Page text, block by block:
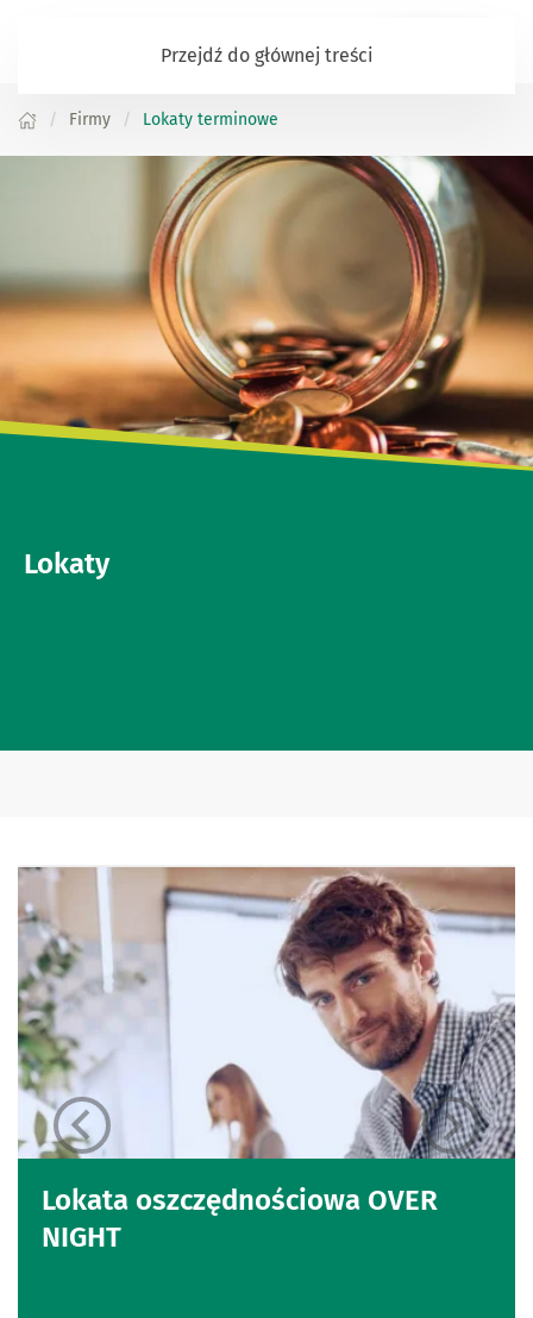
Przejdź do głównej treści
Firmy Lokaty terminowe
Lokaty
Lokata oszczędnościowa OVER
NIGHT